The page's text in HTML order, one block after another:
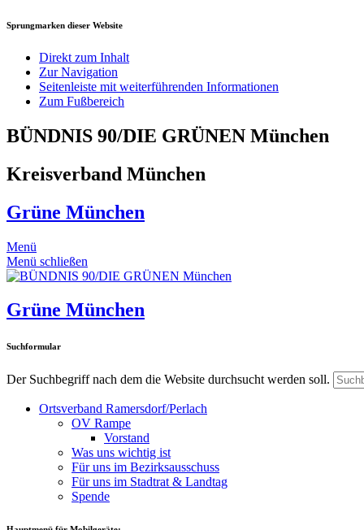
Sprungmarken dieser Website
Direkt zum Inhalt
Zur Navigation
Seitenleiste mit weiterführenden Informationen
Zum Fußbereich
BÜNDNIS 90/DIE GRÜNEN München
Kreisverband München
Grüne München
Menü
Menü schließen
Grüne München
Suchformular
Der Suchbegriff nach dem die Website durchsucht werden soll.
Ortsverband Ramersdorf/Perlach
OV Rampe
Vorstand
Was uns wichtig ist
Für uns im Bezirksausschuss
Für uns im Stadtrat & Landtag
Spende